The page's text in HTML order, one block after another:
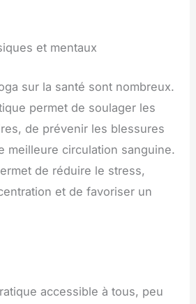
et mentaux
sur la santé sont nombreux.
permet de soulager les
de prévenir les blessures
meilleure circulation sanguine.
de réduire le stress,
et de favoriser un
accessible à tous, peu